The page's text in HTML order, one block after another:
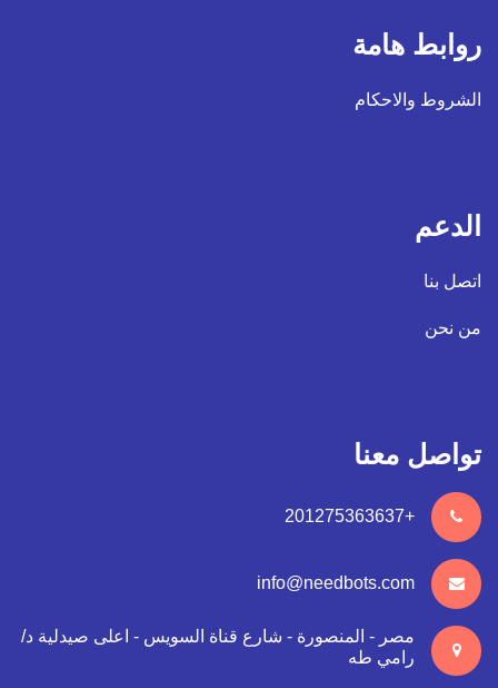
روابط هامة
الشروط والاحكام
الدعم
اتصل بنا
من نحن
تواصل معنا
+201275363637
info@needbots.com
مصر - المنصورة - شارع قناة السويس - اعلى صيدلية د/
رامي طه